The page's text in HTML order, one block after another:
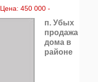
450 000 -
п. Убых
продажа
дома в
районе